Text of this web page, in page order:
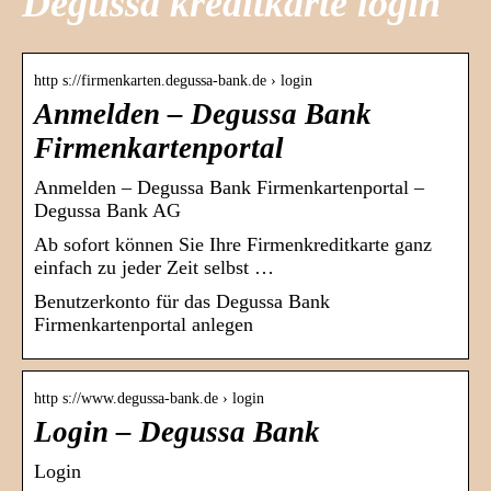
http s://firmenkarten.degussa-bank.de › login
Anmelden – Degussa Bank
Firmenkartenportal
Anmelden – Degussa Bank Firmenkartenportal –
Degussa Bank AG
Ab sofort können Sie Ihre Firmenkreditkarte ganz
einfach zu jeder Zeit selbst …
Benutzerkonto für das Degussa Bank
Firmenkartenportal anlegen
http s://www.degussa-bank.de › login
Login – Degussa Bank
Login